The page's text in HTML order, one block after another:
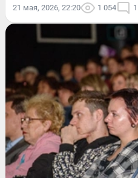
21 мая, 2026, 22:20 1 054 1